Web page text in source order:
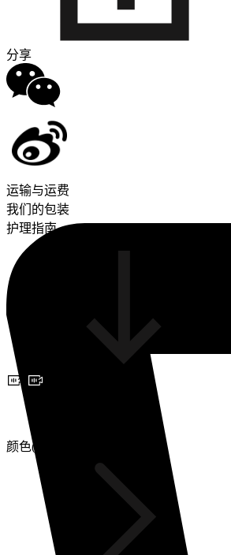
分享
运输与运费
我们的包装
护理指南
颜色(3)